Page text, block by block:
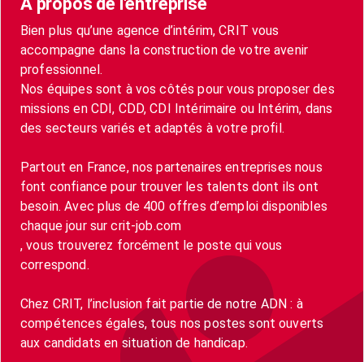
Bien plus qu’une agence d’intérim, CRIT vous
accompagne dans la construction de votre avenir
professionnel.
Nos équipes sont à vos côtés pour vous proposer des
missions en CDI, CDD, CDI Intérimaire ou Intérim, dans
des secteurs variés et adaptés à votre profil.
Partout en France, nos partenaires entreprises nous
font confiance pour trouver les talents dont ils ont
besoin. Avec plus de 400 offres d’emploi disponibles
chaque jour sur crit-job.com
, vous trouverez forcément le poste qui vous
correspond.
Chez CRIT, l’inclusion fait partie de notre ADN : à
compétences égales, tous nos postes sont ouverts
aux candidats en situation de handicap.